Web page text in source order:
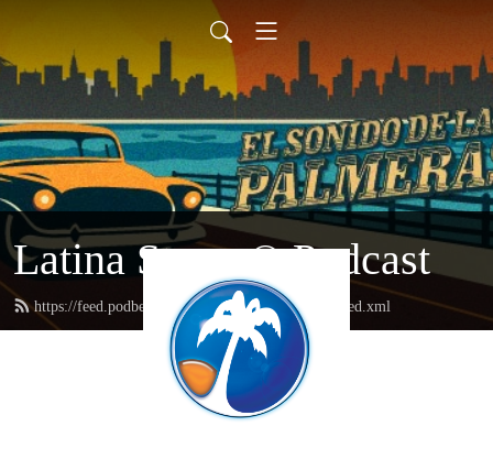
Latina Stereo® Podcast
https://feed.podbean.com/podcastinglatinastereo/feed.xml